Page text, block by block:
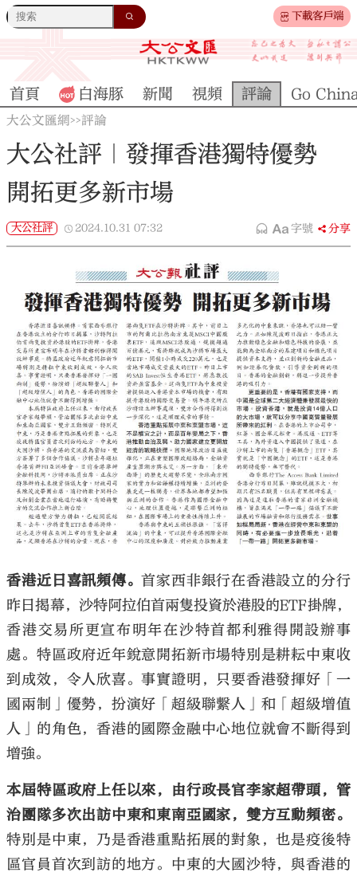
下載客戶端
大公文匯
首頁 白海豚 新聞 視頻 評論 Go
大公文匯網>>評論
大公社評｜發揮香港獨特優勢
開拓更多新市場
大公社評 2024.10.31 07:32 字號 分享
香港近日喜訊頻傳。首家西非銀行在香港設立的分行
昨日揭幕，沙特阿拉伯首兩隻投資於港股的ETF掛牌，
香港交易所更宣布明年在沙特首都利雅得開設辦事
處。特區政府近年銳意開拓新市場特別是耕耘中東收
到成效，令人欣喜。事實證明，只要香港發揮好「一
國兩制」優勢，扮演好「超級聯繫人」和「超級增值
人」的角色，香港的國際金融中心地位就會不斷得到
增強。
本屆特區政府上任以來，由行政長官李家超帶頭，管
治團隊多次出訪中東和東南亞國家，雙方互動頻密。
特別是中東，乃是香港重點拓展的對象，也是疫後特
區官員首次到訪的地方。中東的大國沙特，與香港的